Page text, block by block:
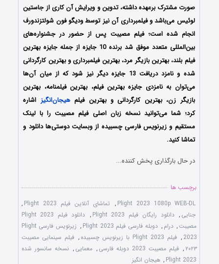
صورت مشترک برعهده داشته، تدوین و ویرایش آن کاری از جاستین
لوئیس می‌باشد و فیلمبرداری آن نیز توسط ودیگو فون شولتزندورف
انجام شده است؛ فیلم مصیبت پس از حضور در جشنواره‌‌‌‌های
بین‌المللی متعدد موفق شد برنده 10 جایزه از جمله جایزه بهترین
فیلم بلند، بهترین بازیگر مرد، بهترین فیلمبرداری و بهترین کارگردانی
شده و نامزد دریافت 13 جایزه دیگر نیز شود که از میان آن‌ها
می‌توان به نامزدی جایزه بهترین فیلم، بهترین فیلمنامه، بهترین
بازیگر زن، بهترین کارگردانی و بهترین فیلمهیجان‌انگیز اشاره
کرد؛ شما می‌توانید نسخه زبان اصلی فیلم مصیبت را با ‌لینک
مستقیم و زیرنویس فارسی چسبیده از وبسایت دوستی‌ها دانلود و
تماشا کنید.
در حال بارگذاری پخش کننده...
برچسب ها
Plight 2023 1080p WEB-DL
, تماشای آنلاین فیلم Plight 2023
,
جنایی , دانلود رایگان فیلم Plight 2023 ,
دانلود فیلم Plight 2023
مصیبت, درام , دوبله فارسی فیلم Plight 2023 ,
زیرنویس فارسی Plight
2023
, فیلم Plight 2023 با زیرنویس چسبیده , فیلم سینمایی مصیبت
۲۰۲۳ , فیلم مصیبت 2023 دوبله فارسی , معمایی , نسخه سانسور شده
Plight 2023
, هیجان انگیز